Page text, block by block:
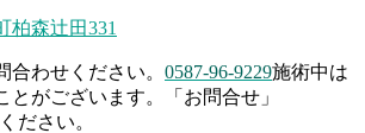
柏森辻田331
合わせください。 0587-96-9229施術中は
とがございます。「お問合せ」
ださい。